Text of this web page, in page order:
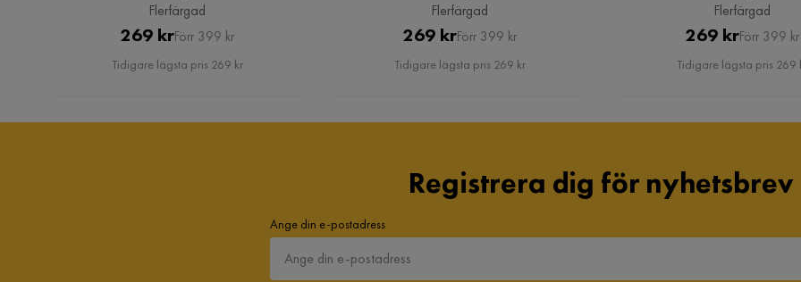
Flerfärgad
Pris
269 krOriginal
Pris
Förr 399 kr
Tidigare lägsta pris 269 kr
Flerfärgad
Pris
269 krOriginal
Pris
Förr 399 kr
Tidigare lägsta pris 269 kr
Flerfärgad
Pris
269 krOriginal
Pris
Förr 399 kr
Tidigare lägsta pris 269
Registrera dig för nyhetsbrev
Ange din e-postadress